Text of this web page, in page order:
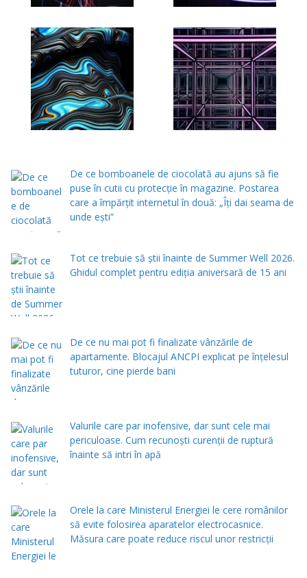
De ce bomboanele de ciocolată au ajuns să fie
puse în cutii cu protecţie în magazine. Postarea
care a împărţit internetul în două: „Îţi dai seama de
unde eşti”
Tot ce trebuie să știi înainte de Summer Well 2026.
Ghidul complet pentru ediția aniversară de 15 ani
De ce nu mai pot fi finalizate vânzările de
apartamente. Blocajul ANCPI explicat pe înțelesul
tuturor, cine pierde bani
Valurile care par inofensive, dar sunt cele mai
periculoase. Cum recunoști curenții de ruptură
înainte să intri în apă
Orele la care Ministerul Energiei le cere românilor
să evite folosirea aparatelor electrocasnice.
Măsura care poate reduce riscul unor restricții